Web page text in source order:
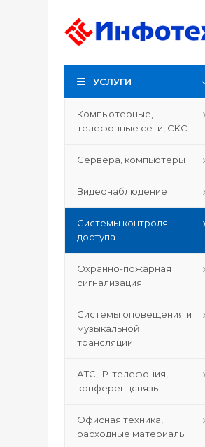
УСЛУГИ
Компьютерные,
телефонные сети, СКС
Сервера, компьютеры
Видеонаблюдение
Системы контроля
доступа
Охранно-пожарная
сигнализация
Системы оповещения и
музыкальной
трансляции
АТС, IP-телефония,
конференцсвязь
Офисная техника,
расходные материалы